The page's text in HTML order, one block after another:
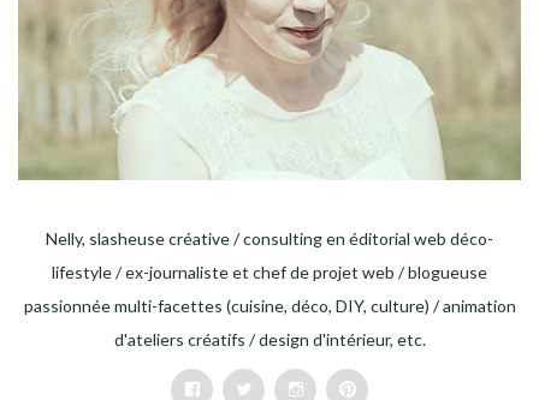
Nelly, slasheuse créative / consulting en éditorial web déco-
lifestyle / ex-journaliste et chef de projet web / blogueuse
passionnée multi-facettes (cuisine, déco, DIY, culture) / animation
d'ateliers créatifs / design d'intérieur, etc.
FacebookTwitterInstagramPinterest